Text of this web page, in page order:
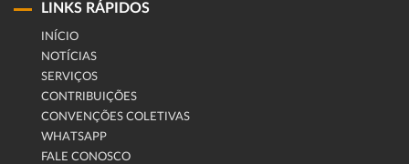
LINKS RÁPIDOS
INÍCIO
NOTÍCIAS
SERVIÇOS
CONTRIBUIÇÕES
CONVENÇÕES COLETIVAS
WHATSAPP
FALE CONOSCO